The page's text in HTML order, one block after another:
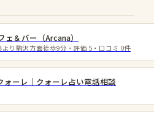
＆バー（Arcana）
り駒沢方面徒歩9分 ・評価 5 ・口コミ 0件
ォーレ｜クォーレ占い電話相談